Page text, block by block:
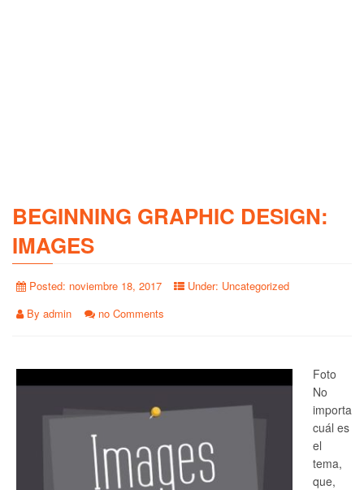
BEGINNING GRAPHIC DESIGN:
IMAGES
Posted: noviembre 18, 2017 Under: Uncategorized
By admin no Comments
Foto
No
importa
cuál es
el
tema,
que,